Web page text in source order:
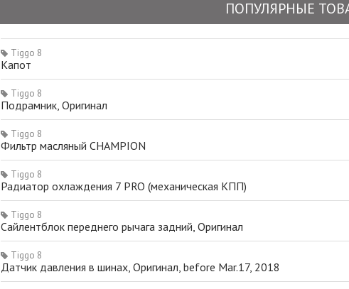
ПОПУЛЯРНЫЕ
Tiggo 8
Капот
Tiggo 8
Подрамник, Оригинал
Tiggo 8
Фильтр масляный CHAMPION
Tiggo 8
Радиатор охлаждения 7 PRO (механическая КПП)
Tiggo 8
Сайлентблок переднего рычага задний, Оригинал
Tiggo 8
Датчик давления в шинах, Оригинал, before Mar.17, 2018